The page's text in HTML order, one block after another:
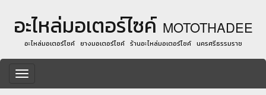
อะไหล่มอเตอร์ไซค์ MOTOTHADEE
อะไหล่มอเตอร์ไซค์ ยางมอเตอร์ไซค์ ร้านอะไหล่มอเตอร์ไซค์ นครศรีธรรมราช
Toggle
navigation